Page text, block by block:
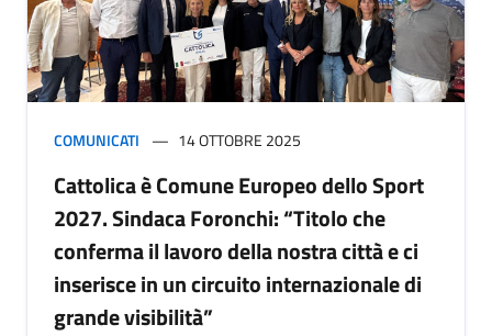
COMUNICATI 14 OTTOBRE 2025
Cattolica è Comune Europeo dello Sport
2027. Sindaca Foronchi: “Titolo che
conferma il lavoro della nostra città e ci
inserisce in un circuito internazionale di
grande visibilità”